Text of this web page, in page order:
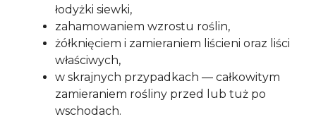
łodyżki siewki,
zahamowaniem wzrostu roślin,
żółknięciem i zamieraniem liścieni oraz liści
właściwych,
w skrajnych przypadkach — całkowitym
zamieraniem rośliny przed lub tuż po
wschodach.